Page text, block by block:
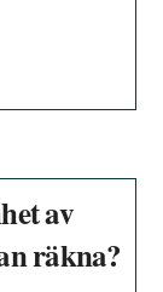
av
räkna?